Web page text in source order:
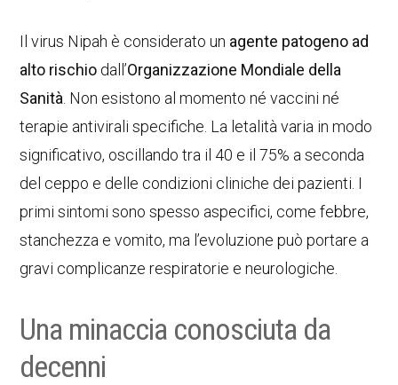
Il virus Nipah è considerato un agente patogeno ad
alto rischio dall’Organizzazione Mondiale della
Sanità . Non esistono al momento né vaccini né
terapie antivirali specifiche. La letalità varia in modo
significativo, oscillando tra il 40 e il 75% a seconda
del ceppo e delle condizioni cliniche dei pazienti. I
primi sintomi sono spesso aspecifici, come febbre,
stanchezza e vomito, ma l’evoluzione può portare a
gravi complicanze respiratorie e neurologiche.
Una minaccia conosciuta da
decenni